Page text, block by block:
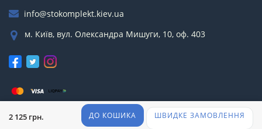
2 125 грн. ДО КОШИКА ШВИДКЕ ЗАМОВЛЕННЯ
info@stokomplekt.kiev.ua
м. Київ, вул. Олександра Мишуги, 10, оф. 403
СТОкомплект © 2022